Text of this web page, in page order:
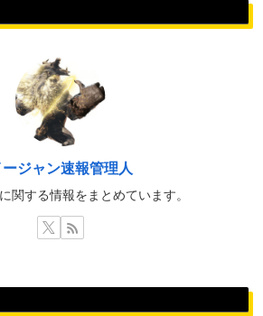
ージャン速報管理人
関する情報をまとめています。